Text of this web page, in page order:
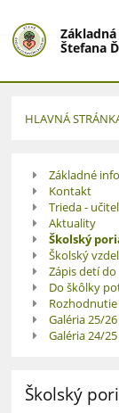
Štefana
HLAVNÁ
Materská
školaZákladné
Kontakt
Trieda -
Aktuality
Školský
Školský
Zápis detí do
Do škôlky
Galéria 25/26
Galéria 24/25
Školský